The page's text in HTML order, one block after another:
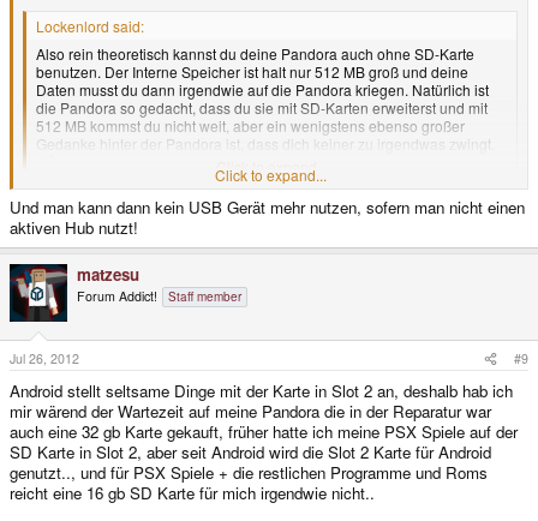
Lockenlord said:
Also rein theoretisch kannst du deine Pandora auch ohne SD-Karte
benutzen. Der Interne Speicher ist halt nur 512 MB groß und deine
Daten musst du dann irgendwie auf die Pandora kriegen. Natürlich ist
die Pandora so gedacht, dass du sie mit SD-Karten erweiterst und mit
512 MB kommst du nicht weit, aber ein wenigstens ebenso großer
Gedanke hinter der Pandora ist, dass dich keiner zu irgendwas zwingt.
Click to expand...
Um mich dem noch anzuschliessen:
Man kann eigentlich praktisch alles auch mit USB-Sticks oder USB-
Festplatten machen, was man mit SDs kann, aber das ist dann halt weniger
handlich.
Click to expand...
Und man kann dann kein USB Gerät mehr nutzen, sofern man nicht einen
aktiven Hub nutzt!
matzesu
Forum Addict! Staff member
Jul 26, 2012 #9
Android stellt seltsame Dinge mit der Karte in Slot 2 an, deshalb hab ich
mir wärend der Wartezeit auf meine Pandora die in der Reparatur war
auch eine 32 gb Karte gekauft, früher hatte ich meine PSX Spiele auf der
SD Karte in Slot 2, aber seit Android wird die Slot 2 Karte für Android
genutzt.., und für PSX Spiele + die restlichen Programme und Roms
reicht eine 16 gb SD Karte für mich irgendwie nicht..